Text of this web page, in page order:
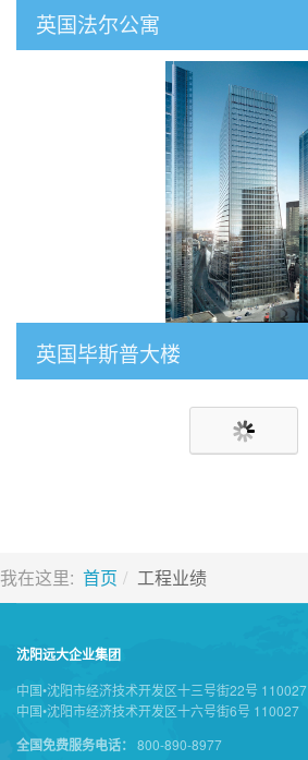
英国法尔公寓
英国毕斯普大楼
我在这里: 首页 工程业绩
沈阳远大企业集团
中国•沈阳市经济技术开发区十三号街22号 110027
中国•沈阳市经济技术开发区十六号街6号 110027
全国免费服务电话： 800-890-8977